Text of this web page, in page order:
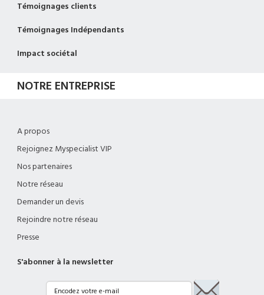
Témoignages clients
Témoignages Indépendants
Impact sociétal
NOTRE ENTREPRISE
A propos
Rejoignez Myspecialist VIP
Nos partenaires
Notre réseau
Demander un devis
Rejoindre notre réseau
Presse
S'abonner à la newsletter